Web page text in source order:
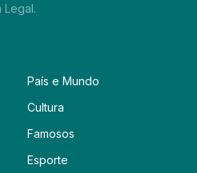
Legal.
País e Mundo
Cultura
Famosos
Esporte